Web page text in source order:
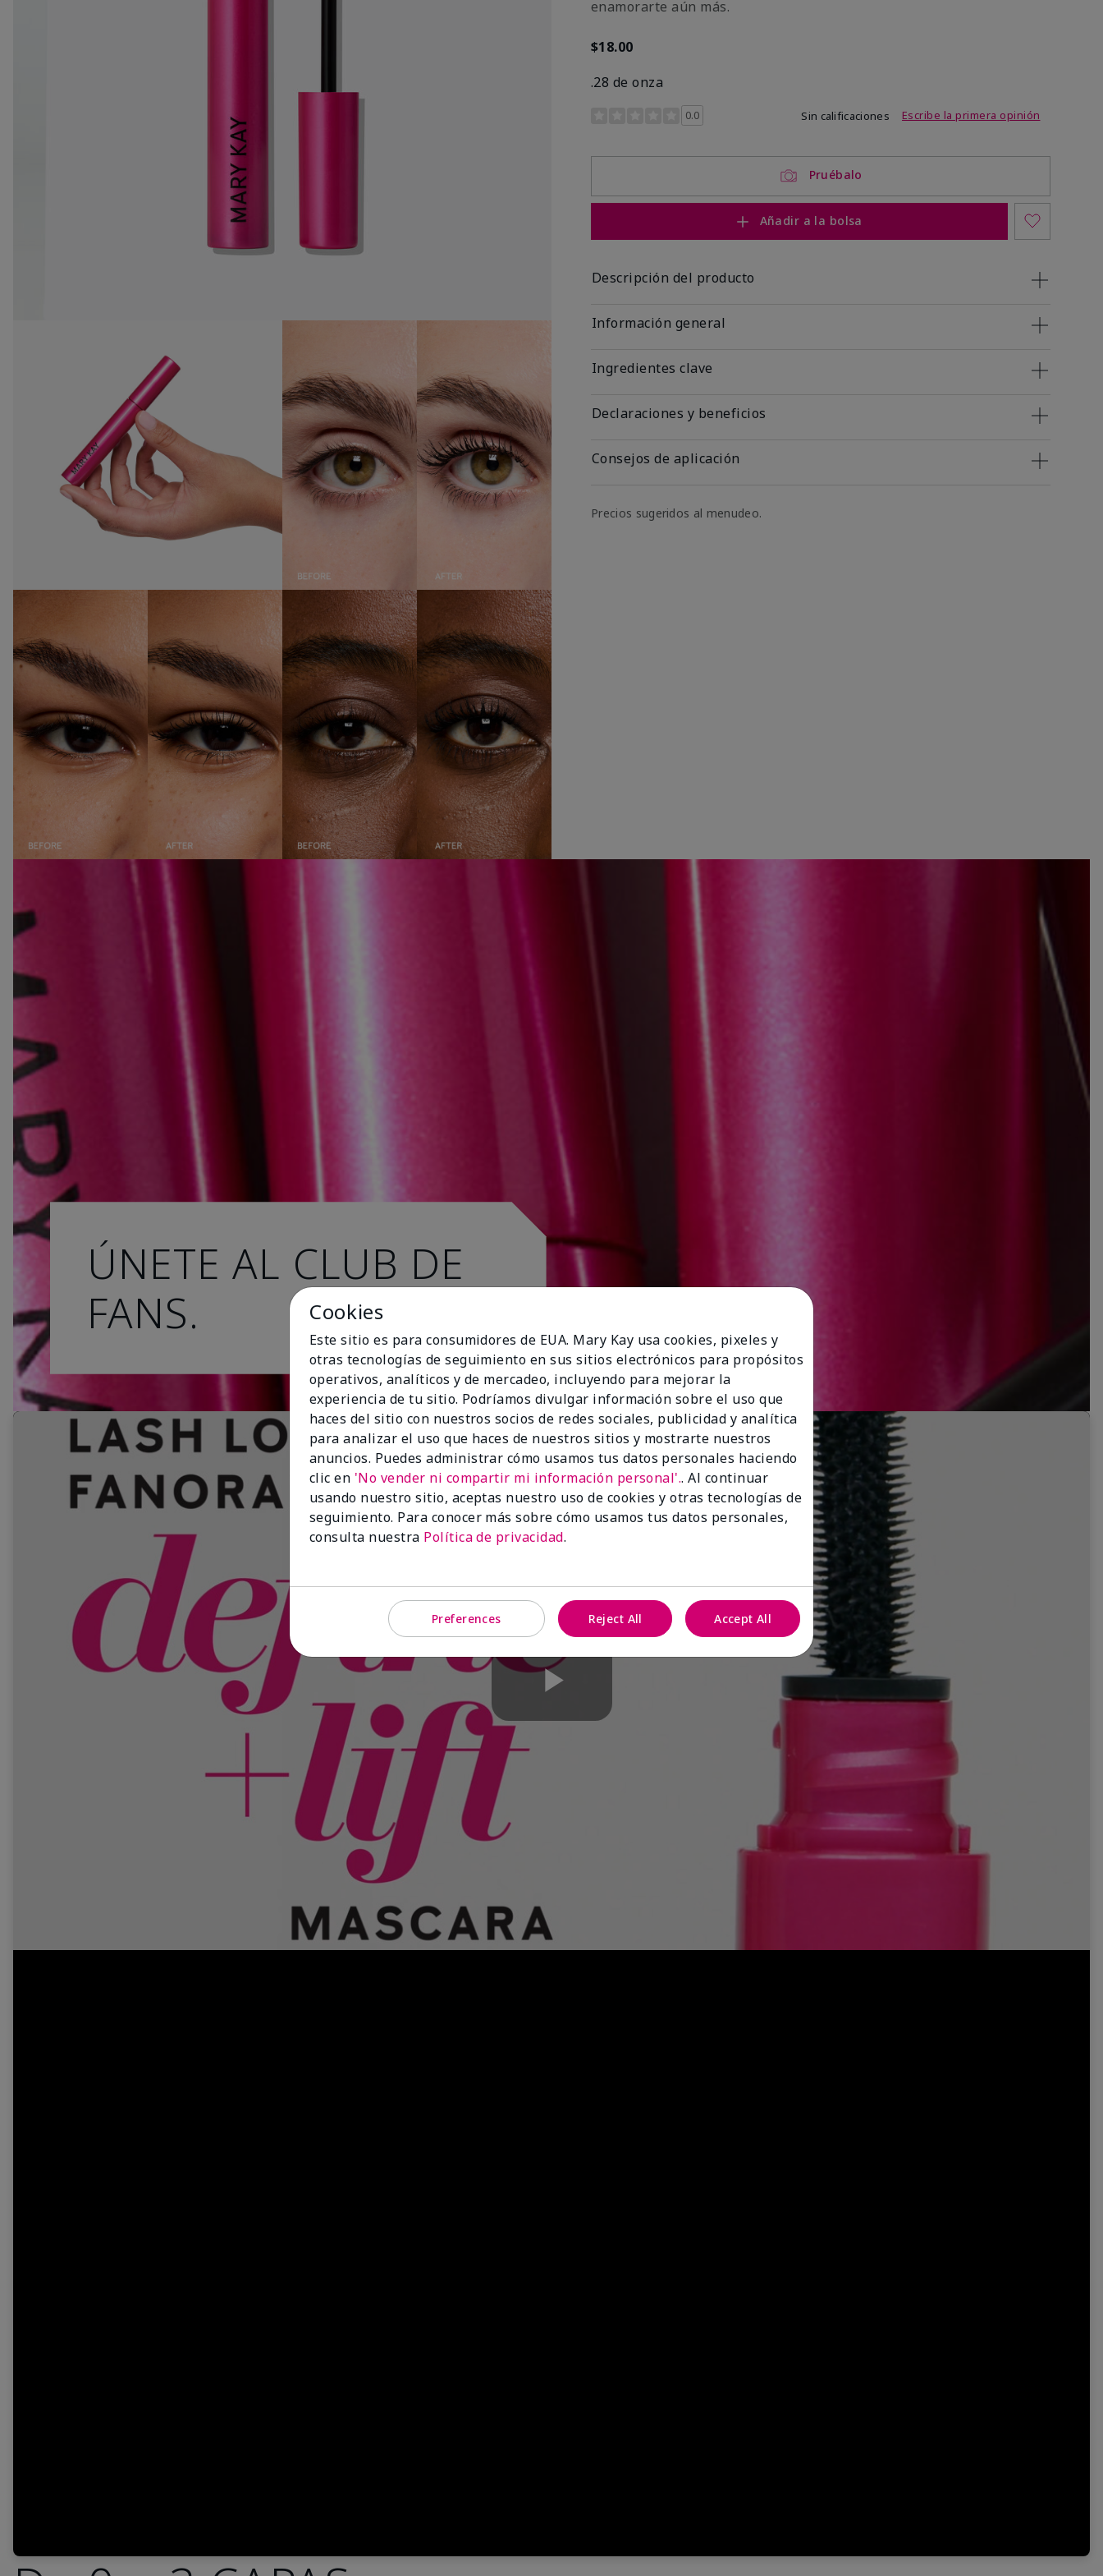
enamorarte aún más.
$18.00
.28 de onza
Calificación de clientes de 3,4 de 5
0.0 Sin calificaciones Escribe la primera opinión
Pruébalo
Añadir a la bolsa
Descripción del producto
Información general
Ingredientes clave
Declaraciones y beneficios
Consejos de aplicación
Precios sugeridos al menudeo.
ÚNETE AL CLUB DE
FANS.
Play
Cookies
Este sitio es para consumidores de EUA. Mary Kay usa cookies, pixeles y
otras tecnologías de seguimiento en sus sitios electrónicos para propósitos
operativos, analíticos y de mercadeo, incluyendo para mejorar la
experiencia de tu sitio. Podríamos divulgar información sobre el uso que
haces del sitio con nuestros socios de redes sociales, publicidad y analítica
para analizar el uso que haces de nuestros sitios y mostrarte nuestros
anuncios. Puedes administrar cómo usamos tus datos personales haciendo
clic en 'No vender ni compartir mi información personal'.. Al continuar
usando nuestro sitio, aceptas nuestro uso de cookies y otras tecnologías de
seguimiento. Para conocer más sobre cómo usamos tus datos personales,
consulta nuestra Política de privacidad.
Preferences Reject All Accept All